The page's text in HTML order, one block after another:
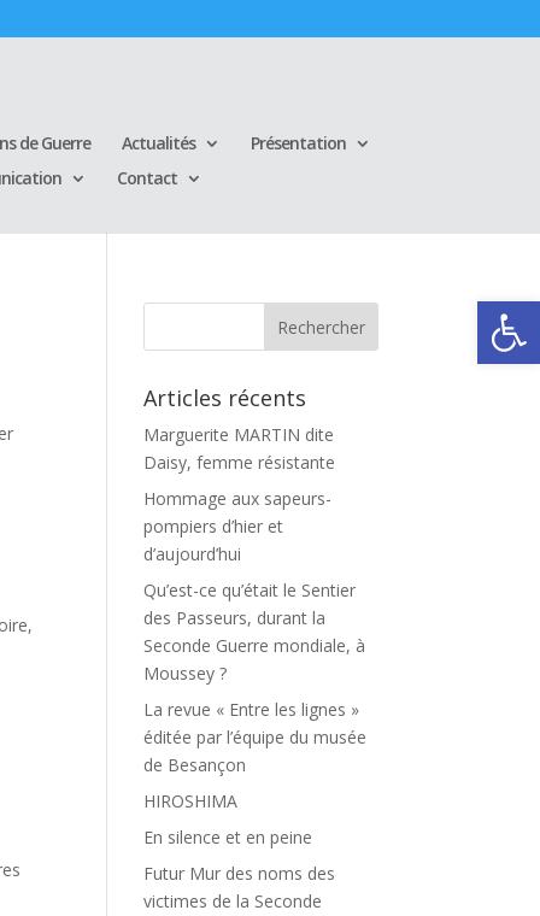
Ouvrir
de Guerre Actualités
Présentation
Contact
,
Articles récents
Marguerite MARTIN dite
Daisy, femme résistante
Hommage aux sapeurs-
pompiers d’hier et
d’aujourd’hui
Qu’est-ce qu’était le Sentier
des Passeurs, durant la
Seconde Guerre mondiale, à
Moussey ?
La revue « Entre les lignes »
éditée par l’équipe du musée
de Besançon
HIROSHIMA
En silence et en peine
Futur Mur des noms des
victimes de la Seconde